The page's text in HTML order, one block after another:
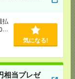
払
円
気になる!
相当プレゼ
ゼント】生
気になる！